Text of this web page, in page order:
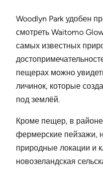
Woodlyn Park удобен
смотреть Waitomo
самых известных
пещерах можно
личинок, которые
под землёй.
Кроме пещер, в
фермерские пейзажи,
природные локации и
новозеландская